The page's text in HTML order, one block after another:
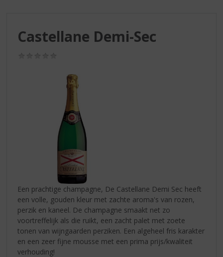
Castellane Demi-Sec
Een prachtige champagne, De Castellane Demi Sec heeft
een volle, gouden kleur met zachte aroma's van rozen,
perzik en kaneel. De champagne smaakt net zo
voortreffelijk als die ruikt, een zacht palet met zoete
tonen van wijngaarden perziken. Een algeheel fris karakter
en een zeer fijne mousse met een prima prijs/kwaliteit
verhouding!